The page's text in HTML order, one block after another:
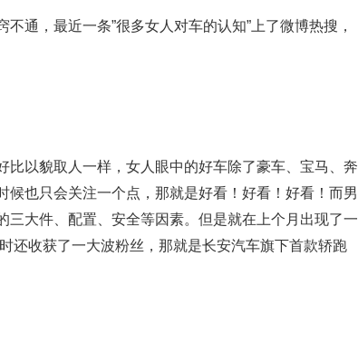
通，最近一条”很多女人对车的认知”上了微博热搜，
以貌取人一样，女人眼中的好车除了豪车、宝马、奔
也只会关注一个点，那就是好看！好看！好看！而男
三大件、配置、安全等因素。但是就在上个月出现了一
还收获了一大波粉丝，那就是长安汽车旗下首款轿跑